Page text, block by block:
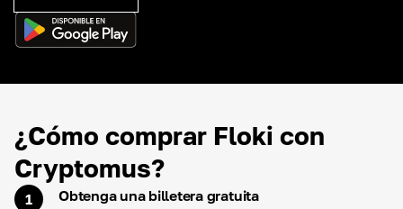
¿Cómo comprar Floki con
Cryptomus?
1
Obtenga una billetera gratuita